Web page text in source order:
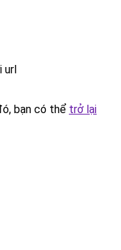
url
bạn có thể trở lại